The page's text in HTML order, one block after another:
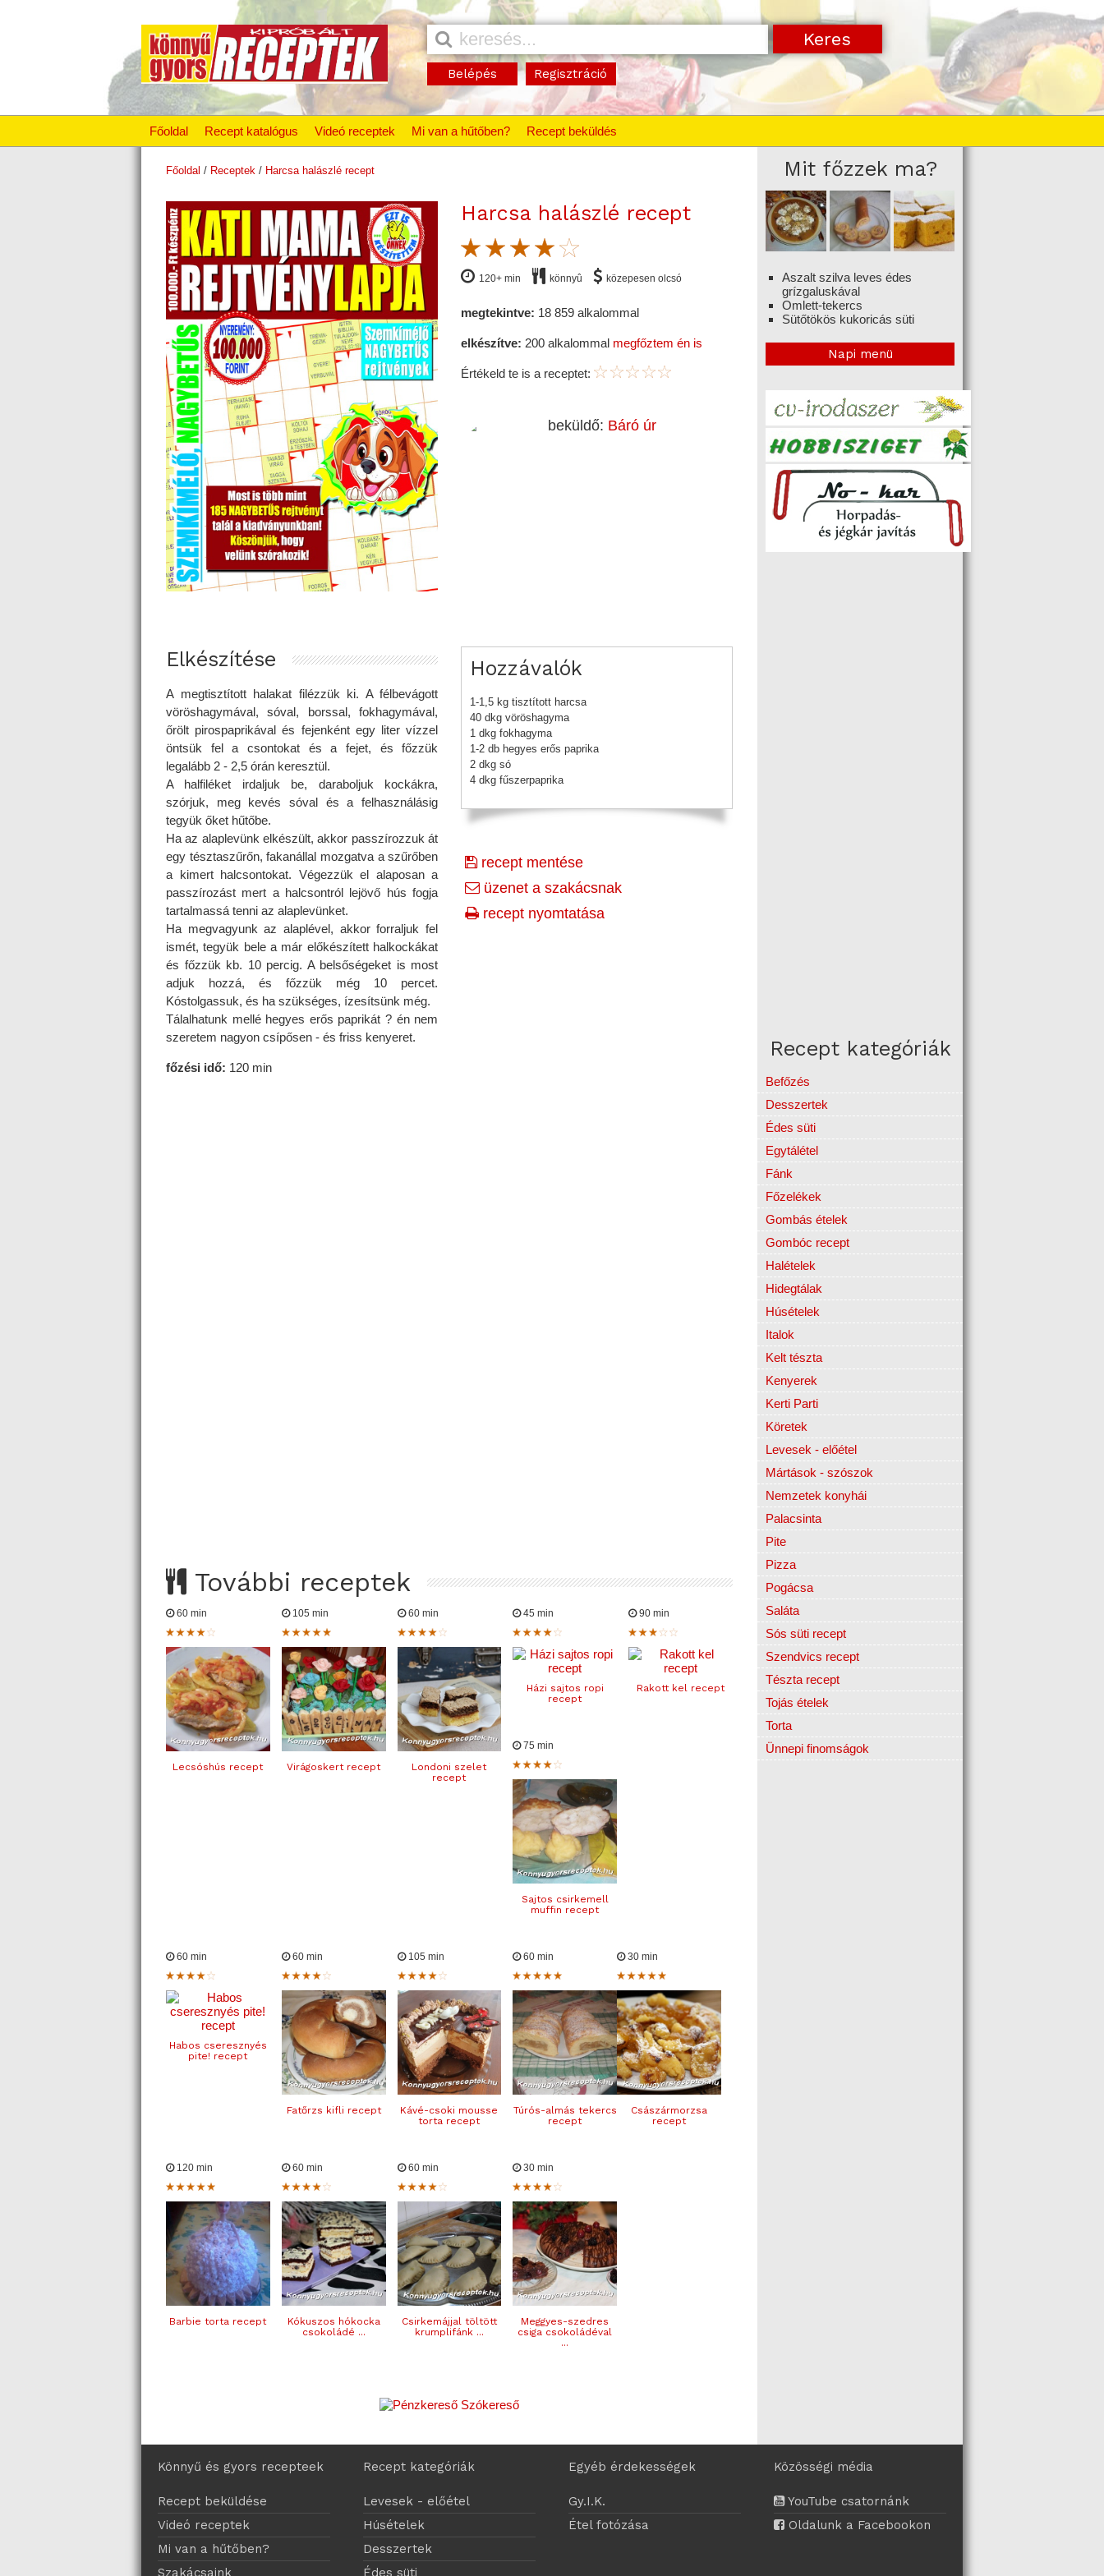
Belépés Regisztráció
Főoldal Recept katalógus Videó receptek Mi van a hűtőben? Recept beküldés
Főoldal / Receptek / Harcsa halászlé recept
Harcsa halászlé recept
120+ min könnyû közepesen olcsó
megtekintve: 18 859 alkalommal
elkészítve: 200 alkalommal megfőztem én is
Értékeld te is a receptet:
beküldő: Báró úr
Elkészítése
A megtisztított halakat filézzük ki. A félbevágott
vöröshagymával, sóval, borssal, fokhagymával,
őrölt pirospaprikával és fejenként egy liter vízzel
öntsük fel a csontokat és a fejet, és főzzük
legalább 2 - 2,5 órán keresztül.
A halfiléket irdaljuk be, daraboljuk kockákra,
szórjuk, meg kevés sóval és a felhasználásig
tegyük őket hűtőbe.
Ha az alaplevünk elkészült, akkor passzírozzuk át
egy tésztaszűrőn, fakanállal mozgatva a szűrőben
a kimert halcsontokat. Végezzük el alaposan a
passzírozást mert a halcsontról lejövő hús fogja
tartalmassá tenni az alaplevünket.
Ha megvagyunk az alaplével, akkor forraljuk fel
ismét, tegyük bele a már előkészített halkockákat
és főzzük kb. 10 percig. A belsőségeket is most
adjuk hozzá, és főzzük még 10 percet.
Kóstolgassuk, és ha szükséges, ízesítsünk még.
Tálalhatunk mellé hegyes erős paprikát ? én nem
szeretem nagyon csípősen - és friss kenyeret.
főzési idő: 120 min
Hozzávalók
1-1,5 kg tisztított harcsa
40 dkg vöröshagyma
1 dkg fokhagyma
1-2 db hegyes erős paprika
2 dkg só
4 dkg fűszerpaprika
recept mentése
üzenet a szakácsnak
recept nyomtatása
További receptek
60 min
Lecsóshús recept
105 min
Virágoskert recept
60 min
Londoni szelet
recept
45 min
Házi sajtos ropi
recept
90 min
Rakott kel recept
75 min
Sajtos csirkemell
muffin recept
60 min
Habos cseresznyés
pite! recept
60 min
Fatőrzs kifli recept
105 min
Kávé-csoki mousse
torta recept
60 min
Túrós-almás tekercs
recept
30 min
Császármorzsa
recept
120 min
Barbie torta recept
60 min
Kókuszos hókocka
csokoládé ...
60 min
Csirkemájjal töltött
krumplifánk ...
30 min
Meggyes-szedres
csiga csokoládéval
...
Mit főzzek ma?
Aszalt szilva leves édes
grízgaluskával
Omlett-tekercs
Sütőtökös kukoricás süti
Napi menü
Recept kategóriák
Befőzés
Desszertek
Édes süti
Egytálétel
Fánk
Főzelékek
Gombás ételek
Gombóc recept
Halételek
Hidegtálak
Húsételek
Italok
Kelt tészta
Kenyerek
Kerti Parti
Köretek
Levesek - előétel
Mártások - szószok
Nemzetek konyhái
Palacsinta
Pite
Pizza
Pogácsa
Saláta
Sós süti recept
Szendvics recept
Tészta recept
Tojás ételek
Torta
Ünnepi finomságok
Könnyű és gyors recepteek
Recept beküldése
Videó receptek
Mi van a hűtőben?
Szakácsaink
Recept kategóriák
Levesek - előétel
Húsételek
Desszertek
Édes süti
Egyéb érdekességek
Gy.I.K.
Étel fotózása
Közösségi média
YouTube csatornánk
Oldalunk a Facebookon